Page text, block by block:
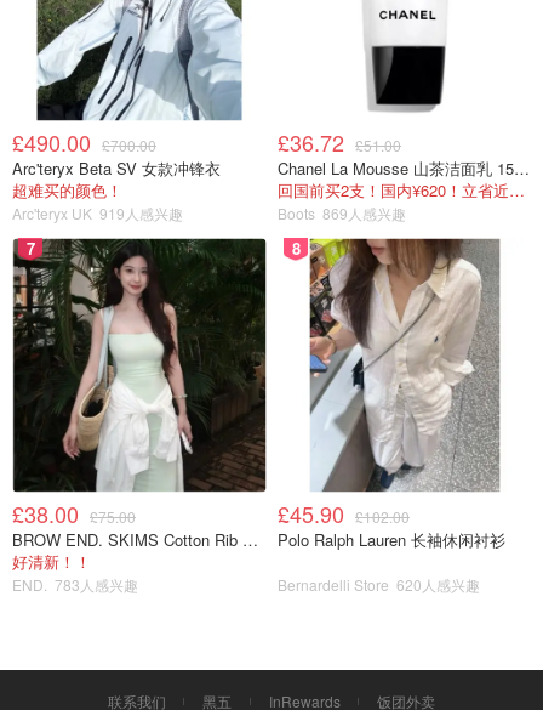
£490.00 £700.00
Arc'teryx Beta SV 女款冲锋衣
超难买的颜色！
Arc'teryx UK 919人感兴趣
£36.72 £51.00
Chanel La Mousse 山茶洁面乳 150ml
回国前买2支！国内¥620！立省近一半！
Boots 869人感兴趣
7
£38.00 £75.00
BROW END. SKIMS Cotton Rib 长款背心连衣裙 薄荷绿
好清新！！
END. 783人感兴趣
8
£45.90 £102.00
Polo Ralph Lauren 长袖休闲衬衫
Bernardelli Store 620人感兴趣
联系我们 黑五 InRewards 饭团外卖